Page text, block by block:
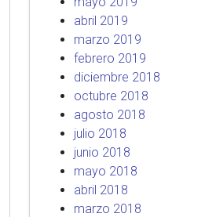
abril 2019
marzo 2019
febrero 2019
diciembre 2018
octubre 2018
agosto 2018
julio 2018
junio 2018
mayo 2018
abril 2018
marzo 2018